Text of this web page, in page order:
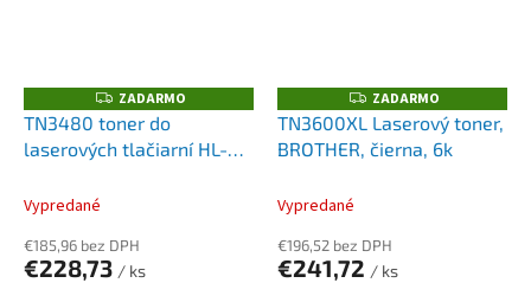
Z
A
D
A
ZADARMO
TN3480 toner do
laserových tlačiarní HL-
L5200DW, HL-L6300DW,
Vypredané
€185,96 bez DPH
€228,73 / ks
Z
A
D
A
ZADARMO
TN3600XL Laserový toner,
BROTHER, čierna, 6k
Vypredané
€196,52 bez DPH
€241,72 / ks